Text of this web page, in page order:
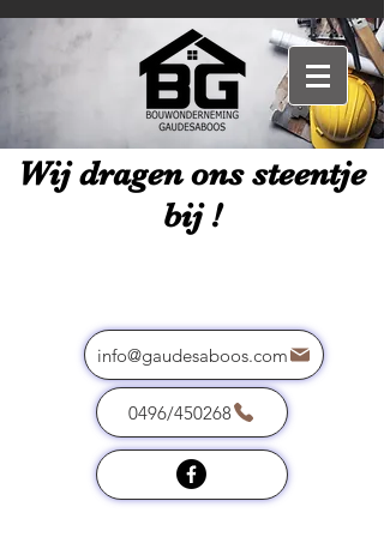
Wij dragen ons steentje
bij !
info@gaudesaboos.com
0496/450268